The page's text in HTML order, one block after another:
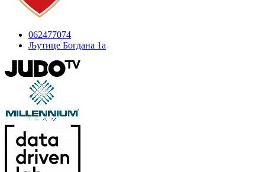
062477074
Љутице Богдана 1а